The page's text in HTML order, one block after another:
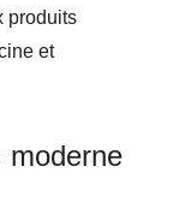
produits
et
moderne